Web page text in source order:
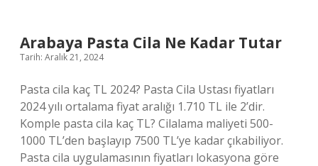
Arabaya Pasta Cila Ne Kadar Tutar
Tarih: Aralık 21, 2024
Pasta cila kaç TL 2024? Pasta Cila Ustası fiyatları
2024 yılı ortalama fiyat aralığı 1.710 TL ile 2’dir.
Komple pasta cila kaç TL? Cilalama maliyeti 500-
1000 TL’den başlayıp 7500 TL’ye kadar çıkabiliyor.
Pasta cila uygulamasının fiyatları lokasyona göre